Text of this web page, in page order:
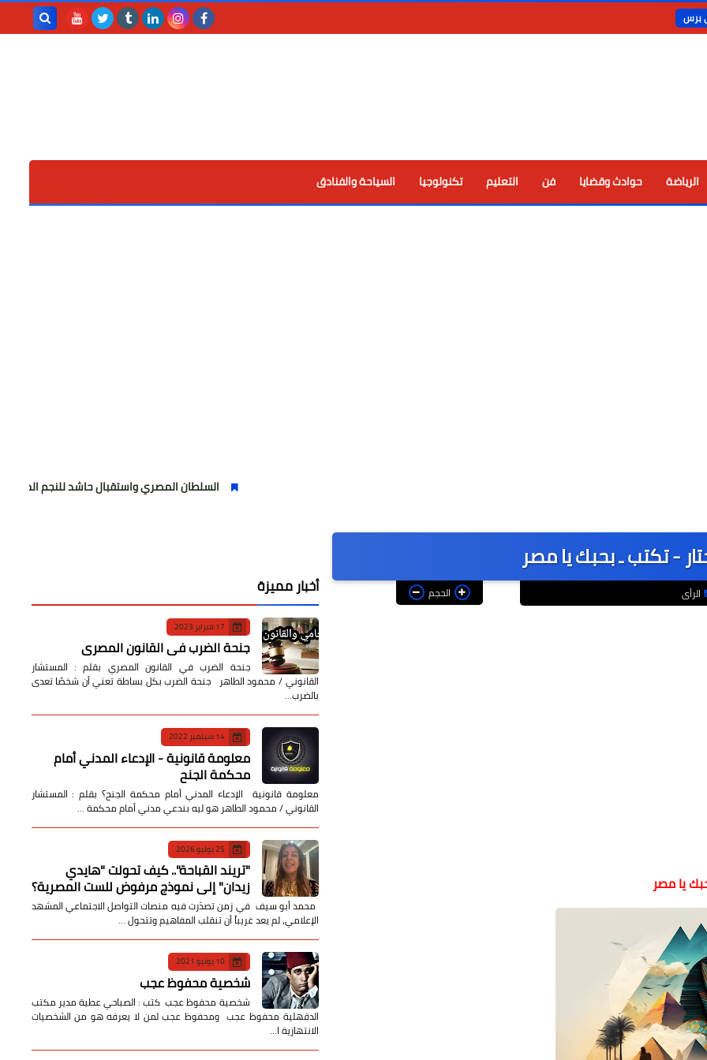
برس
الرياضة حوادث وقضايا فن التعليم تكنولوجيا السياحة والفنادق
السلطان المصري واستقبال حاشد للنجم المصري
- تكتب ـ بحبك يا مصر
الرأى الحجم
يا مصر
أخبار مميزة
17 فبراير 2023
جنحة الضرب في القانون المصري
جنحة الضرب في القانون المصري بقلم : المستشار
القانوني / محمود الطاهر جنحة الضرب بكل بساطة تعني أن شخصًا تعدى
بالضرب…
14 سبتمبر 2022
معلومة قانونية - الإدعاء المدني أمام
محكمة الجنح
معلومة قانونية الإدعاء المدني أمام محكمة الجنح؟ بقلم : المستشار
القانوني / محمود الطاهر هو ليه بندعي مدني أمام محكمة …
25 يوليو 2026
​"تريند القباحة".. كيف تحولت "هايدي
زيدان" إلى نموذج مرفوض للست المصرية؟
​ محمد أبو سيف ​في زمن تصدّرت فيه منصات التواصل الاجتماعي المشهد
الإعلامي، لم يعد غريباً أن تنقلب المفاهيم وتتحول …
10 يونيو 2021
شخصية محفوظ عجب
شخصية محفوظ عجب كتب : الصباحي عطية مدير مكتب
الدقهلية محفوظ عجب ومحفوظ عجب لمن لا يعرفه هو من الشخصيات
الانتهازية ا…